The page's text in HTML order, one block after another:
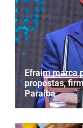
Efraim marca
propostas,
Paraíba